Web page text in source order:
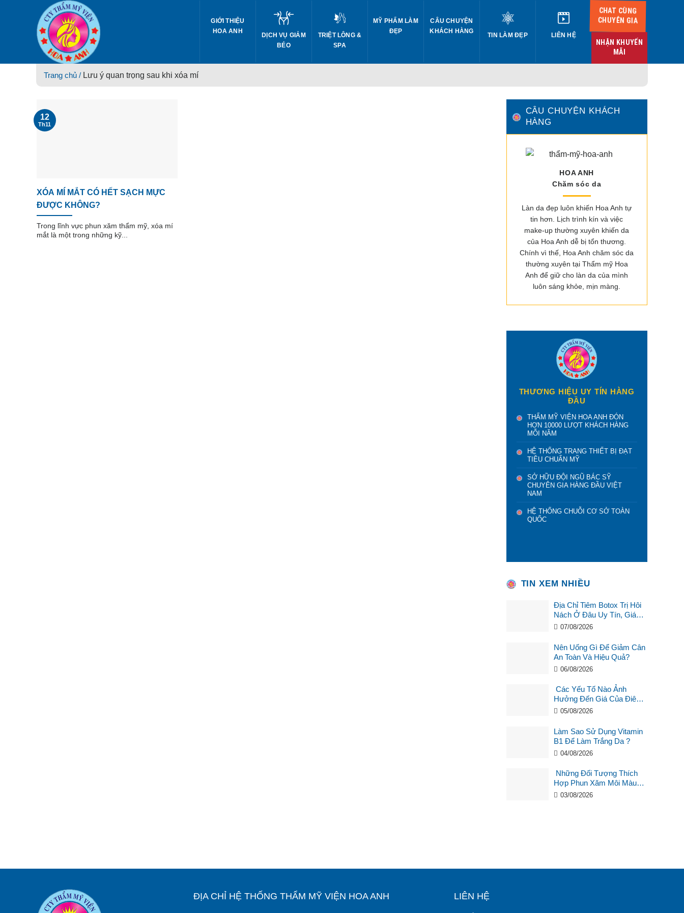
GIỚI THIỆU
HOA ANH
DỊCH VỤ GIẢM
BÉO
TRIỆT LÔNG &
SPA
MỸ PHẨM LÀM
ĐẸP
CÂU CHUYỆN
KHÁCH HÀNG
TIN LÀM ĐẸP LIÊN HỆ
CHAT CÙNG
CHUYÊN GIA
NHẬN KHUYẾN
MÃI
Trang chủ / Lưu ý quan trọng sau khi xóa mí
XÓA MÍ MẮT CÓ HẾT SẠCH MỰC
ĐƯỢC KHÔNG?
Trong lĩnh vực phun xăm thẩm mỹ, xóa mí
mắt là một trong những kỹ...
12
Th11
CÂU CHUYỆN KHÁCH
HÀNG
HOA ANH
Chăm sóc da
Làn da đẹp luôn khiến Hoa Anh tự
tin hơn. Lịch trình kín và việc
make-up thường xuyên khiến da
của Hoa Anh dễ bị tổn thương.
Chính vì thế, Hoa Anh chăm sóc da
thường xuyên tại Thẩm mỹ Hoa
Anh để giữ cho làn da của mình
luôn sáng khỏe, mịn màng.
THƯƠNG HIỆU UY TÍN HÀNG
ĐẦU
THẨM MỸ VIỆN HOA ANH ĐÓN
HƠN 10000 LƯỢT KHÁCH HÀNG
MỖI NĂM
HỆ THỐNG TRANG THIẾT BỊ ĐẠT
TIÊU CHUẨN MỸ
SỞ HỮU ĐỘI NGŨ BÁC SỸ
CHUYÊN GIA HÀNG ĐẦU VIỆT
NAM
HỆ THỐNG CHUỖI CƠ SỞ TOÀN
QUỐC
TIN XEM NHIỀU
Địa Chỉ Tiêm Botox Trị Hôi
Nách Ở Đâu Uy Tín, Giá
Tốt?07/08/2026
Nên Uống Gì Để Giảm Cân
An Toàn Và Hiệu Quả?
06/08/2026
Các Yếu Tố Nào Ảnh
Hưởng Đến Giá Của Điêu
Khắc Chân Mày ?
05/08/2026
Làm Sao Sử Dụng Vitamin
B1 Để Làm Trắng Da ?
04/08/2026
Những Đối Tượng Thích
Hợp Phun Xăm Môi Màu
Hồng Cam San Hô?
03/08/2026
ĐỊA CHỈ HỆ THỐNG THẨM MỸ VIỆN HOA ANH LIÊN HỆ